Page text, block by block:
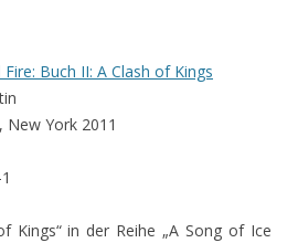
Buch II: A Clash of Kings
York 2011
Kings“ in der Reihe „A Song of Ice